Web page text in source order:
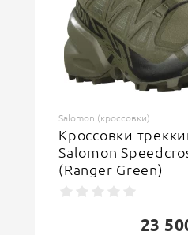
ОСТАВИТЬ ОТЗЫВ
Salomon (кроссовки)
Кроссовки
Salomon
(Ranger Green)
23